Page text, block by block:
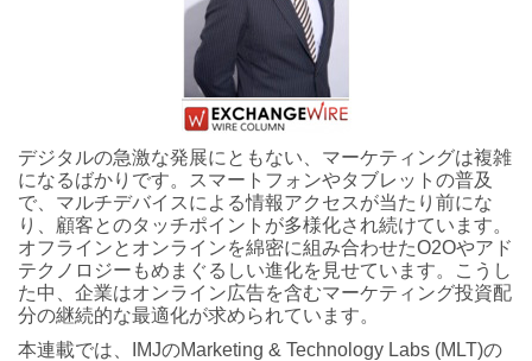
デジタルの急激な発展にともない、マーケティングは複雑
になるばかりです。スマートフォンやタブレットの普及
で、マルチデバイスによる情報アクセスが当たり前にな
り、顧客とのタッチポイントが多様化され続けています。
オフラインとオンラインを綿密に組み合わせたO2Oやアド
テクノロジーもめまぐるしい進化を見せています。こうし
た中、企業はオンライン広告を含むマーケティング投資配
分の継続的な最適化が求められています。
本連載では、IMJのMarketing & Technology Labs (MLT)の